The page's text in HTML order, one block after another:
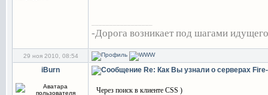
-Дорога возникает под шагами
29 ноя 2010, 08:54
iBurn Re: Как Вы узнали о серверах
Через поиск в клиенте CSS )